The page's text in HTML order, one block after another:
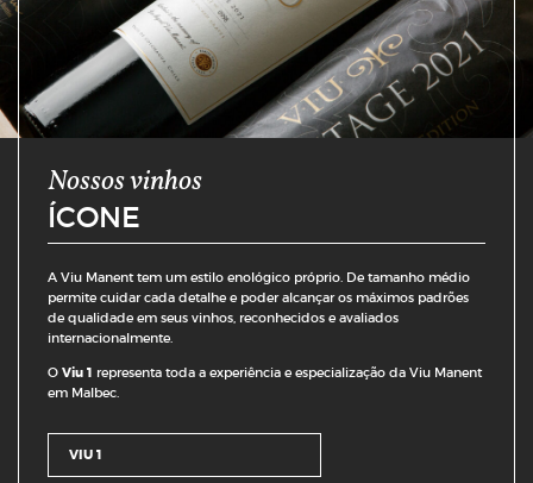
Nossos vinhos
ÍCONE
A Viu Manent tem um estilo enológico próprio. De tamanho médio
permite cuidar cada detalhe e poder alcançar os máximos padrões
de qualidade em seus vinhos, reconhecidos e avaliados
internacionalmente.
O Viu 1 representa toda a experiência e especialização da Viu Manent
em Malbec.
VIU 1